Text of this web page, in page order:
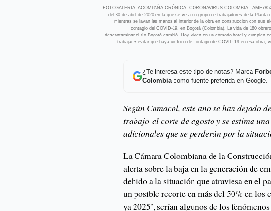
-FOTOGALERIA- ACOMPAÑA CRÓNICA: CORONAVIRUS COLOMBIA -
del 30 de abril de 2020 en la que se ve a un grupo de trabajadores de la Planta
mientras se lavan las manos al interior de la obra en construcción con sus
contagio del COVID-19, en Bogotá (Colombia). La vida de 180
descontaminar el río Bogotá cambió. Hoy viven en un cómodo hotel y cumplen
trabajar y evitar que haya un foco de contagio de COVID-19 en esa obra,
¿Te interesa este tipo de notas? Marca
Colombiacomo fuente preferida en Google.
Según Camacol, este año se han dejado
trabajo al corte de agosto y se estima
adicionales que se perderán por la
La Cámara Colombiana de la
alerta sobre la baja en la generación de
debido a la situación que atraviesa en el
un posible recorte en más del 50% en los
ya 2025’, serían algunos de los